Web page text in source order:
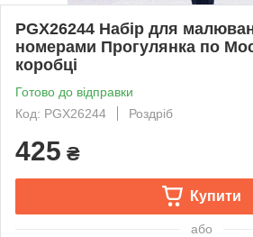
PGX26244 Набір для
номерами Прогулянка по
коробці
Готово до відправки
Код: PGX26244
Роздріб
425 ₴
Купити
або